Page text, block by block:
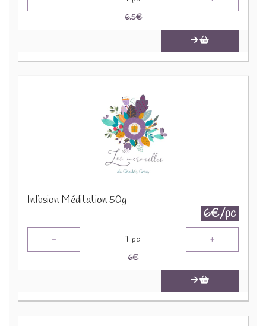
6.5€
Infusion Méditation 50g
6€/pc
- 1 pc +
6€